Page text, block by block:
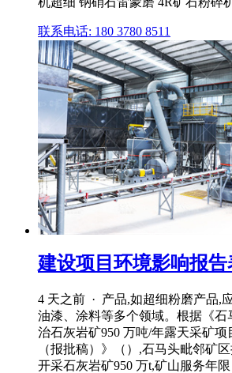
联系电话: 180 3780 8511
建设项目环境影响报告
4 天之前 · 产品,如超细粉磨产品,
油漆、涂料等多个领域。根据《石
治石灰岩矿950 万吨/年露天采矿项
（报批稿）》（）,石马头毗邻矿
开采石灰岩矿950 万t,矿山服务年限